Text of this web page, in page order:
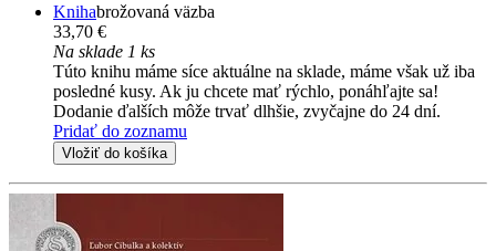
Knihabrožovaná väzba
33,70 €
Na sklade 1 ks
Túto knihu máme síce aktuálne na sklade, máme však už iba
posledné kusy. Ak ju chcete mať rýchlo, ponáhľajte sa!
Dodanie ďalších môže trvať dlhšie, zvyčajne do 24 dní.
Pridať do zoznamu
Vložiť do košíka